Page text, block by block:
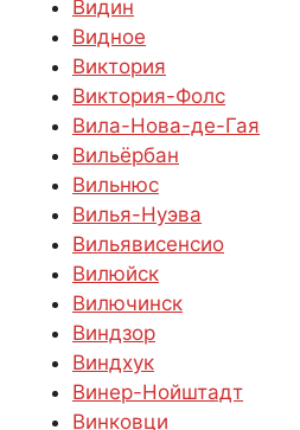
Видин
Видное
Виктория
Виктория-Фолс
Вила-Нова-де-Гая
Вильёрбан
Вильнюс
Вилья-Нуэва
Вильявисенсио
Вилюйск
Вилючинск
Виндзор
Виндхук
Винер-Нойштадт
Винковци